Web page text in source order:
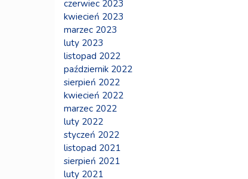
czerwiec 2023
kwiecień 2023
marzec 2023
luty 2023
listopad 2022
październik 2022
sierpień 2022
kwiecień 2022
marzec 2022
luty 2022
styczeń 2022
listopad 2021
sierpień 2021
luty 2021